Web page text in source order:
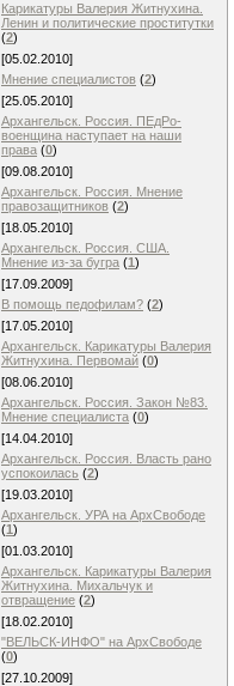
Карикатуры Валерия Житнухина.
Ленин и политические проститутки
(2)
[05.02.2010]
Мнение специалистов (2)
[25.05.2010]
Архангельск. Россия. ПЕдРо-
военщина наступает на наши
права (0)
[09.08.2010]
Архангельск. Россия. Мнение
правозащитников (2)
[18.05.2010]
Архангельск. Россия. США.
Мнение из-за бугра (1)
[17.09.2009]
В помощь педофилам? (2)
[17.05.2010]
Архангельск. Карикатуры Валерия
Житнухина. Первомай (0)
[08.06.2010]
Архангельск. Россия. Закон №83.
Мнение специалиста (0)
[14.04.2010]
Архангельск. Россия. Власть рано
успокоилась (2)
[19.03.2010]
Архангельск. УРА на АрхСвободе
(1)
[01.03.2010]
Архангельск. Карикатуры Валерия
Житнухина. Михальчук и
отвращение (2)
[18.02.2010]
"ВЕЛЬСК-ИНФО" на АрхСвободе
(0)
[27.10.2009]